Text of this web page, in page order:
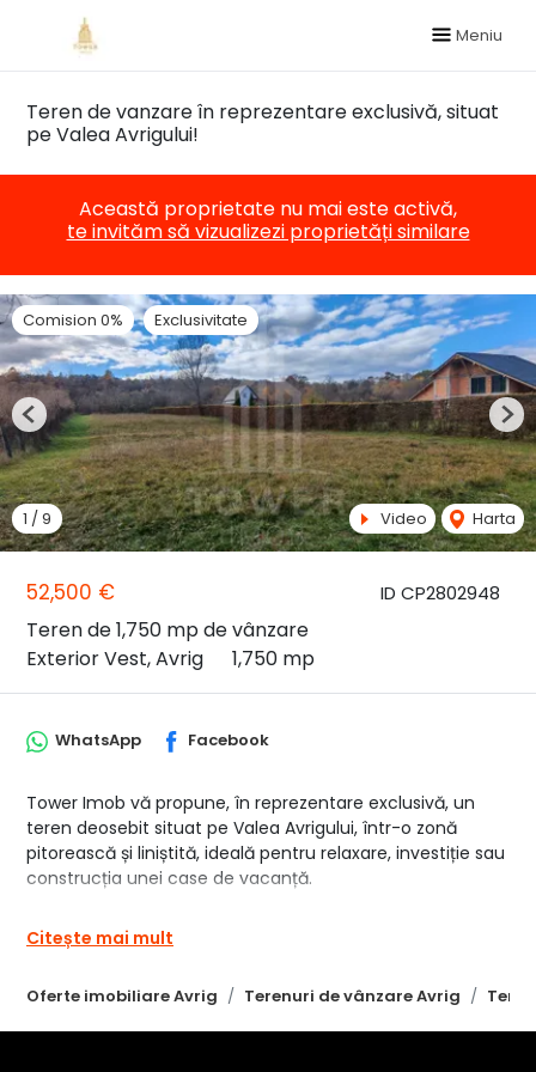
Meniu
Teren de vanzare în reprezentare exclusivă, situat
pe Valea Avrigului!
Această proprietate nu mai este activă,
te invităm să vizualizezi proprietăți similare
ID CP2802948
52,500 €
Teren de 1,750 mp de vânzare
Exterior Vest, Avrig
1,750 mp
Comision 0% Exclusivitate
1 / 9 Video Harta
Previous
Oferte imobiliare Avrig Terenuri de vânzare Avrig
WhatsApp Facebook
Tower Imob vă propune, în reprezentare exclusivă, un
teren deosebit situat pe Valea Avrigului, într-o zonă
pitorească și liniștită, ideală pentru relaxare, investiție sau
construcția unei case de vacanță.
drum pietruit. În apropiere se află râul Avrig, oferind un
Citește mai mult